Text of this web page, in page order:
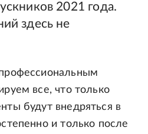
2021 года.
здесь не
все, что только
будут внедряться в
и только после